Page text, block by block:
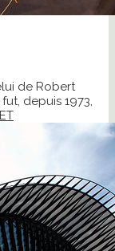
de Robert
depuis 1973,